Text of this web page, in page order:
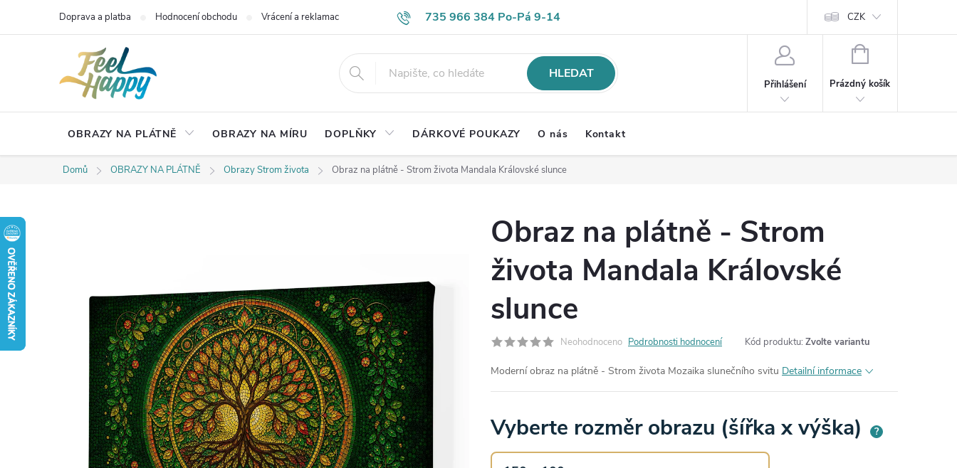
735 966 384 Po-Pá 9-14
Doprava a platba Hodnocení obchodu Vrácení a reklamace Časté otázky Obch. podmínky Ochrana os. údajů Kontakt
CZK
HLEDAT
Přihlášení
NÁKUPNÍ
Prázdný košík
OBRAZY NA PLÁTNĚ OBRAZY NA MÍRU DOPLŇKY DÁRKOVÉ POUKAZY O nás Kontakt
Domů OBRAZY NA PLÁTNĚ Obrazy Strom života Obraz na plátně - Strom života Mandala Královské slunce
Obraz na plátně - Strom
života Mandala Královské
slunce
Neohodnoceno Podrobnosti hodnocení Kód produktu: Zvolte variantu
Moderní obraz na plátně - Strom života Mozaika slunečního svitu Detailní informace
Vyberte rozměr obrazu (šířka x výška) ?